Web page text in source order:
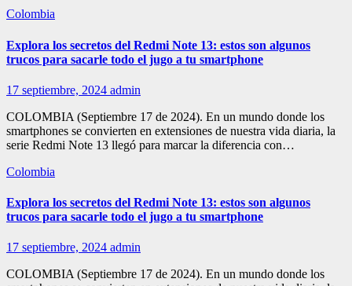
Colombia
Explora los secretos del Redmi Note 13: estos son algunos
trucos para sacarle todo el jugo a tu smartphone
17 septiembre, 2024 admin
COLOMBIA (Septiembre 17 de 2024). En un mundo donde los
smartphones se convierten en extensiones de nuestra vida diaria, la
serie Redmi Note 13 llegó para marcar la diferencia con…
Colombia
Explora los secretos del Redmi Note 13: estos son algunos
trucos para sacarle todo el jugo a tu smartphone
17 septiembre, 2024 admin
COLOMBIA (Septiembre 17 de 2024). En un mundo donde los